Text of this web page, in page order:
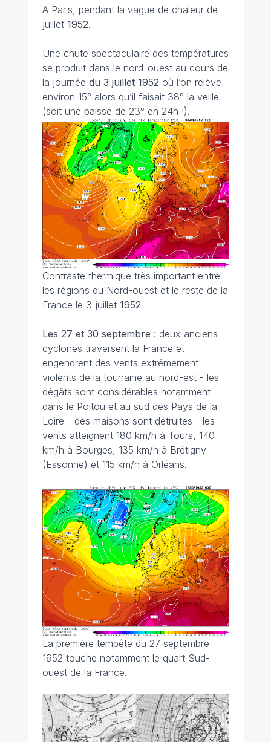
A Paris, pendant la vague de chaleur de
juillet 1952.
Une chute spectaculaire des températures
se produit dans le nord-ouest au cours de
la journée du 3 juillet 1952 où l’on relève
environ 15° alors qu’il faisait 38° la veille
(soit une baisse de 23° en 24h !).
Contraste thermique très important entre
les régions du Nord-ouest et le reste de la
France le 3 juillet 1952
Les 27 et 30 septembre : deux anciens
cyclones traversent la France et
engendrent des vents extrêmement
violents de la tourraine au nord-est - les
dégâts sont considérables notamment
dans le Poitou et au sud des Pays de la
Loire - des maisons sont détruites - les
vents atteignent 180 km/h à Tours, 140
km/h à Bourges, 135 km/h à Brétigny
(Essonne) et 115 km/h à Orléans.
La première tempête du 27 septembre
1952 touche notamment le quart Sud-
ouest de la France.